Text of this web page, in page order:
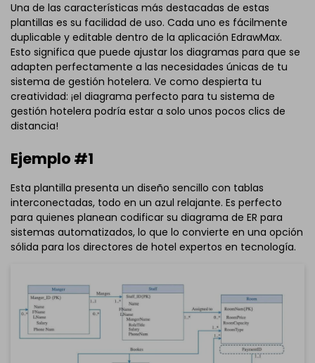
Una de las características más destacadas de estas
plantillas es su facilidad de uso. Cada uno es fácilmente
duplicable y editable dentro de la aplicación EdrawMax.
Esto significa que puede ajustar los diagramas para que se
adapten perfectamente a las necesidades únicas de tu
sistema de gestión hotelera. Ve como despierta tu
creatividad: ¡el diagrama perfecto para tu sistema de
gestión hotelera podría estar a solo unos pocos clics de
distancia!
Ejemplo #1
Esta plantilla presenta un diseño sencillo con tablas
interconectadas, todo en un azul relajante. Es perfecto
para quienes planean codificar su diagrama de ER para
sistemas automatizados, lo que lo convierte en una opción
sólida para los directores de hotel expertos en tecnología.